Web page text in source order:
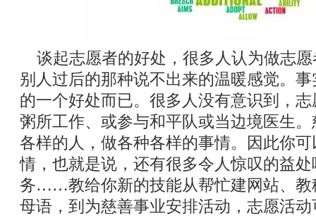
谈起志愿者的好处，很多人认为做志愿
别人过后的那种说不出来的温暖感觉。
的一个好处而已。很多人没有意识到，
粥所工作、或参与和平队或当边境医生
各样的人，做各种各样的事情。因此你
情，也就是说，还有很多令人惊叹的益
务……教给你新的技能从帮忙建网站、教
母语，到为慈善事业安排活动，志愿活